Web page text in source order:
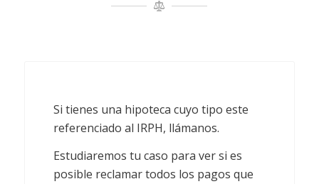
Si tienes una hipoteca cuyo tipo este
referenciado al IRPH, llámanos.
Estudiaremos tu caso para ver si es
posible reclamar todos los pagos que